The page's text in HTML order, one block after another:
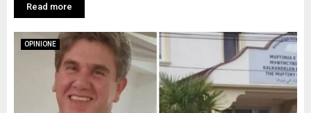
Read more
OPINIONE